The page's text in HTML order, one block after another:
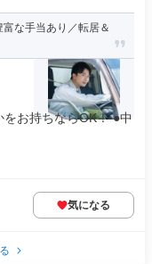
な手当あり／転居＆
お持ちならOK！ ●中
気になる